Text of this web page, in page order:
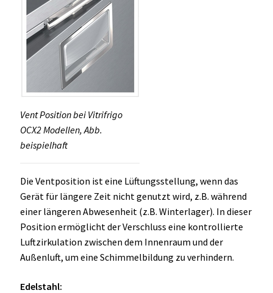
Vent Position bei Vitrifrigo
OCX2 Modellen, Abb.
beispielhaft
Die Ventposition ist eine Lüftungsstellung, wenn das
Gerät für längere Zeit nicht genutzt wird, z.B. während
einer längeren Abwesenheit (z.B. Winterlager). In dieser
Position ermöglicht der Verschluss eine kontrollierte
Luftzirkulation zwischen dem Innenraum und der
Außenluft, um eine Schimmelbildung zu verhindern.
Edelstahl: